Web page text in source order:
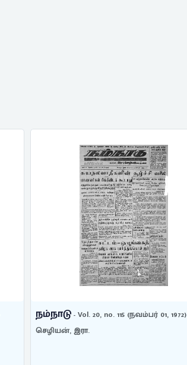
நம்நாடு- Vol. 20, no. 115 (நவம்பர் 01, 1972)
செழியன், இரா.